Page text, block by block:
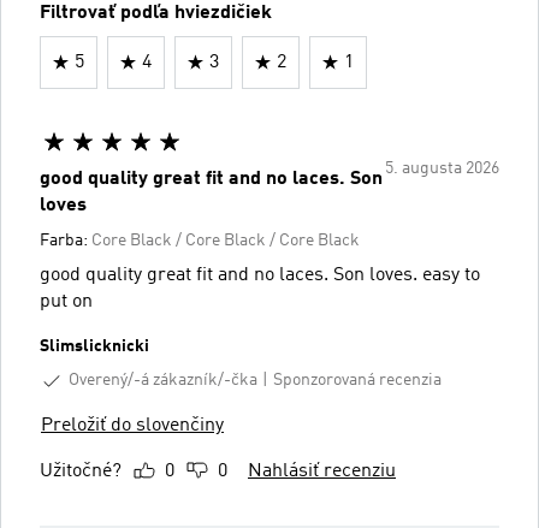
Filtrovať podľa hviezdičiek
5 4 3 2 1
5. augusta 2026
good quality great fit and no laces. Son
loves
Farba: Core Black / Core Black / Core Black
good quality great fit and no laces. Son loves. easy to
put on
Slimslicknicki
Overený/-á zákazník/-čka
Sponzorovaná recenzia
Preložiť do slovenčiny
Užitočné? 0 0 Nahlásiť recenziu